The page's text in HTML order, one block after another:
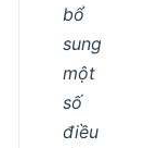
bổ
sung
một
số
điều